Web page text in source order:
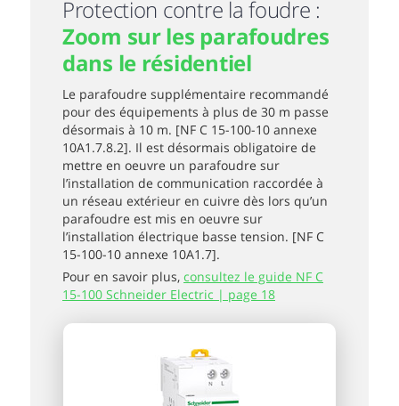
Protection contre la foudre :
Zoom sur les parafoudres
dans le résidentiel
Le parafoudre supplémentaire recommandé
pour des équipements à plus de 30 m passe
désormais à 10 m. [NF C 15-100-10 annexe
10A1.7.8.2]. Il est désormais obligatoire de
mettre en oeuvre un parafoudre sur
l’installation de communication raccordée à
un réseau extérieur en cuivre dès lors qu’un
parafoudre est mis en oeuvre sur
l’installation électrique basse tension. [NF C
15-100-10 annexe 10A1.7].
Pour en savoir plus, consultez le guide NF C
15-100 Schneider Electric | page 18